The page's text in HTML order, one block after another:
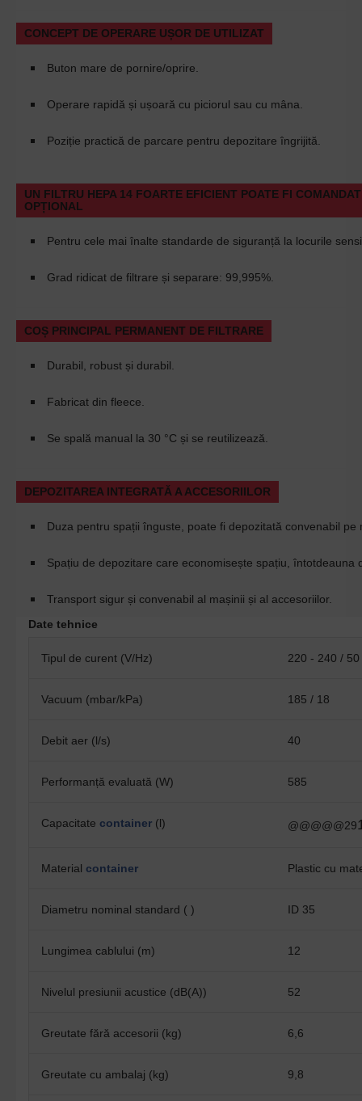
CONCEPT DE OPERARE UȘOR DE UTILIZAT
Buton mare de pornire/oprire.
Operare rapidă și ușoară cu piciorul sau cu mâna.
Poziție practică de parcare pentru depozitare îngrijită.
UN FILTRU HEPA 14 FOARTE EFICIENT POATE FI COMANDAT
OPȚIONAL
Pentru cele mai înalte standarde de siguranță la locurile
Grad ridicat de filtrare și separare: 99,995%.
COȘ PRINCIPAL PERMANENT DE FILTRARE
Durabil, robust și durabil.
Fabricat din fleece.
Se spală manual la 30 °C și se reutilizează.
DEPOZITAREA INTEGRATĂ A ACCESORIILOR
Duza pentru spații înguste, poate fi depozitată convenabil pe
Spațiu de depozitare care economisește spațiu, întotdeauna
Transport sigur și convenabil al mașinii și al accesoriilor.
Date tehnice
Tipul de curent (V/Hz) 220 - 240 /
Vacuum (mbar/kPa) 185 / 18
Debit aer (l/s) 40
Performanță evaluată (W) 585
Capacitate container (l) @@@@@29
Material container Plastic cu
Diametru nominal standard ( ) ID 35
Lungimea cablului (m) 12
Nivelul presiunii acustice (dB(A)) 52
Greutate fără accesorii (kg) 6,6
Greutate cu ambalaj (kg) 9,8